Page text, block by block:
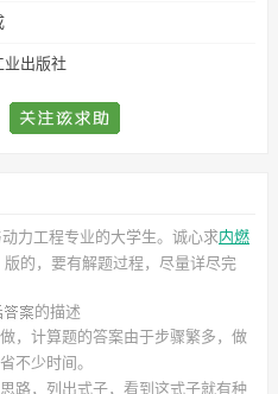
业出版社
力工程专业的大学生。诚心求内燃
版的，要有解题过程，尽量详尽完
的描述
，计算题的答案由于步骤繁多，做
不少时间。
路，列出式子，看到这式子就有种